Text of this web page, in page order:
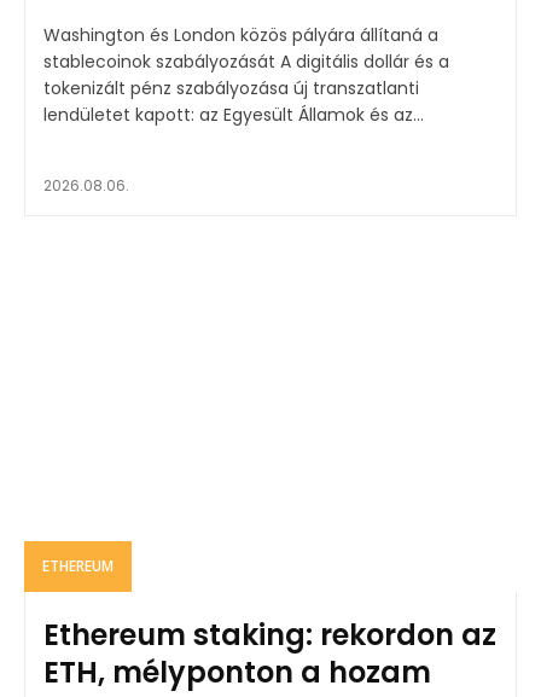
Washington és London közös pályára állítaná a
stablecoinok szabályozását A digitális dollár és a
tokenizált pénz szabályozása új transzatlanti
lendületet kapott: az Egyesült Államok és az...
2026.08.06.
ETHEREUM
Ethereum staking: rekordon az
ETH, mélyponton a hozam